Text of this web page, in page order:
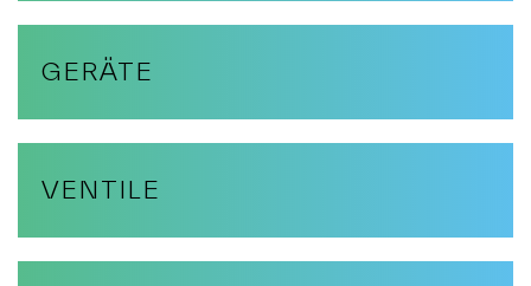
GERÄTE
VENTILE